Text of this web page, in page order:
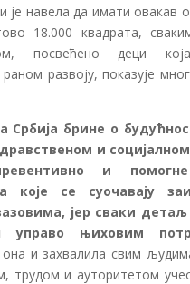
је навела да имати овакав
18.000 квадрата,
посвећено деци
развоју, показује
Србија брине о
и
и
које се суочавају
јер сваки детаљ
управо њиховим
она и захвалила свим
трудом и ауторитетом